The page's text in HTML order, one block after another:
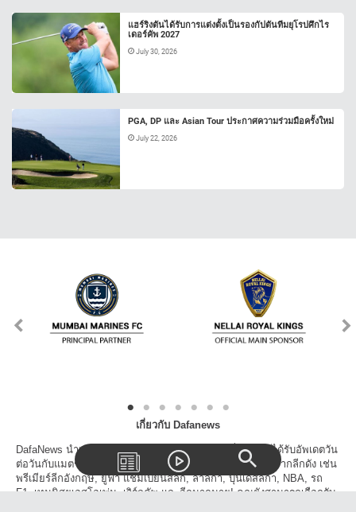
แฮร์ริงตันได้รับการแต่งตั้งเป็นรองกัปตันทีมยุโรปศึกไร
เดอร์คัพ 2027
July 30, 2026
PGA, DP และ Asian Tour ประกาศความร่วมมือครั้งใหม่
July 22, 2026
เกี่ยวกับ Dafanews
DafaNews นำเสนอข่าวเด่นข่าวดังทุกวงการกีฬาเพื่อให้คุณได้รับอัพเดตวัน
ต่อวันกับแมตช์, สกอร์, ตารางแข่งขัน และเรื่องราวน่าสนใจจากลีกดัง เช่น
พรีเมียร์ลีกอังกฤษ, ยูฟ่า แชมเปี้ยนส์ลีก, ลาลีก้า, บุนเดสลีก้า, NBA, รถ
F1, เทนนิสยูเอสโอเพ่น, เวิร์ลคัพ และอีกมากมาย! คุณยังสามารถเลือกรับ